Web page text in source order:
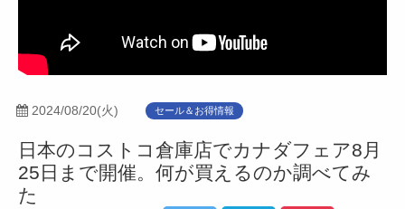
2024/08/20(火) セール＆お得情報
日本のコストコ倉庫店でカナダフェア8月
25日まで開催。何が買えるのか調べてみ
た